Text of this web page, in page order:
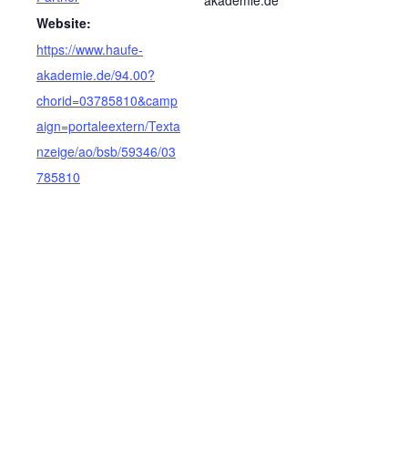
Website:
https://www.haufe-
akademie.de/94.00?
chorid=03785810&camp
aign=portaleextern/Texta
nzeige/ao/bsb/59346/03
785810